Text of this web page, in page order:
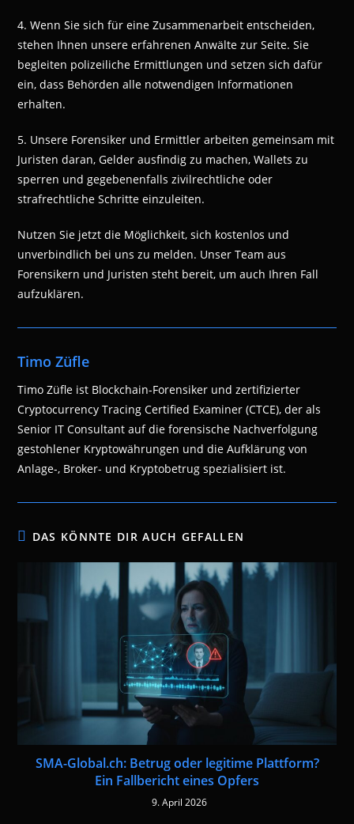
4. Wenn Sie sich für eine Zusammenarbeit entscheiden,
stehen Ihnen unsere erfahrenen Anwälte zur Seite. Sie
begleiten polizeiliche Ermittlungen und setzen sich dafür
ein, dass Behörden alle notwendigen Informationen
erhalten.
5. Unsere Forensiker und Ermittler arbeiten gemeinsam mit
Juristen daran, Gelder ausfindig zu machen, Wallets zu
sperren und gegebenenfalls zivilrechtliche oder
strafrechtliche Schritte einzuleiten.
Nutzen Sie jetzt die Möglichkeit, sich kostenlos und
unverbindlich bei uns zu melden. Unser Team aus
Forensikern und Juristen steht bereit, um auch Ihren Fall
aufzuklären.
Timo Züfle
Timo Züfle ist Blockchain-Forensiker und zertifizierter
Cryptocurrency Tracing Certified Examiner (CTCE), der als
Senior IT Consultant auf die forensische Nachverfolgung
gestohlener Kryptowährungen und die Aufklärung von
Anlage-, Broker- und Kryptobetrug spezialisiert ist.
DAS KÖNNTE DIR AUCH GEFALLEN
SMA-Global.ch: Betrug oder legitime Plattform?
Ein Fallbericht eines Opfers
9. April 2026